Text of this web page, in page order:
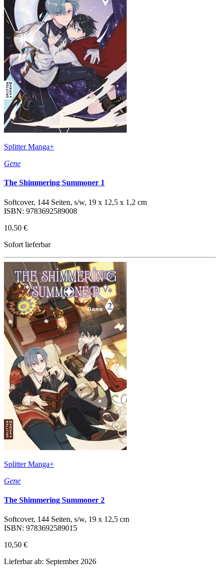
Splitter Manga+
Gene
The Shimmering Summoner 1
Softcover, 144 Seiten, s/w, 19 x 12,5 x 1,2 cm
ISBN: 9783692589008
10,50 €
Sofort lieferbar
Splitter Manga+
Gene
The Shimmering Summoner 2
Softcover, 144 Seiten, s/w, 19 x 12,5 cm
ISBN: 9783692589015
10,50 €
Lieferbar ab: September 2026